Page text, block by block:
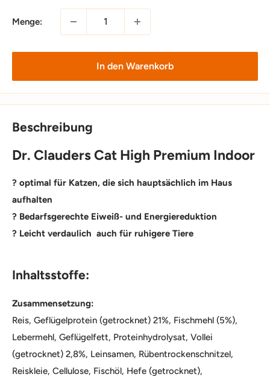
Menge:
In den Warenkorb
Beschreibung
Dr. Clauders Cat High Premium Indoor
? optimal für Katzen, die sich hauptsächlich im Haus
aufhalten
? Bedarfsgerechte Eiweiß- und Energiereduktion
? Leicht verdaulich auch für ruhigere Tiere
Inhaltsstoffe:
Zusammensetzung:
Reis, Geflügelprotein (getrocknet) 21%, Fischmehl (5%),
Lebermehl, Geflügelfett, Proteinhydrolysat, Vollei
(getrocknet) 2,8%, Leinsamen, Rübentrockenschnitzel,
Reiskleie, Cellulose, Fischöl, Hefe (getrocknet),